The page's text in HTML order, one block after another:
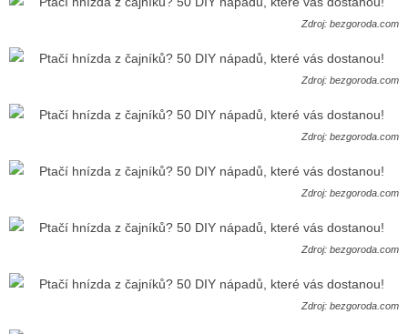
Zdroj: bezgoroda.com
Zdroj: bezgoroda.com
Zdroj: bezgoroda.com
Zdroj: bezgoroda.com
Zdroj: bezgoroda.com
Zdroj: bezgoroda.com